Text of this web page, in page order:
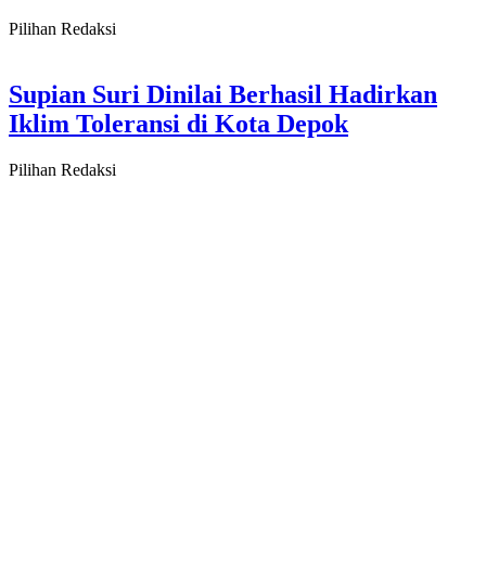
Pilihan Redaksi
Supian Suri Dinilai Berhasil Hadirkan
Iklim Toleransi di Kota Depok
Pilihan Redaksi